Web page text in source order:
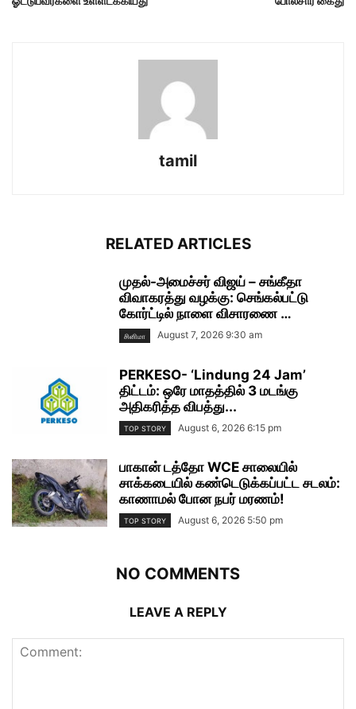
tamil
RELATED ARTICLES
முதல்-அமைச்சர் விஜய் – சங்கீதா
விவாகரத்து வழக்கு: செங்கல்பட்டு
கோர்ட்டில் நாளை விசாரணை …
சினிமா August 7, 2026 9:30 am
PERKESO- ‘Lindung 24 Jam’
திட்டம்: ஒரே மாதத்தில் 3 மடங்கு
அதிகரித்த விபத்து...
TOP STORY August 6, 2026 6:15 pm
பாகான் டத்தோ WCE சாலையில்
சாக்கடையில் கண்டெடுக்கப்பட்ட சடலம்:
காணாமல் போன நபர் மரணம்!
TOP STORY August 6, 2026 5:50 pm
NO COMMENTS
LEAVE A REPLY